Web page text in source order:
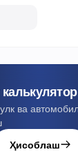
ва
Ҳисоблаш